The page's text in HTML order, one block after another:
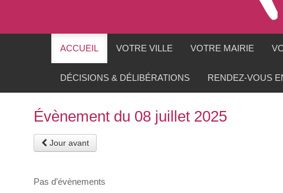
ACCUEIL VOTRE VILLE VOTRE MAIRIE
DÉCISIONS & DÉLIBÉRATIONS RENDEZ-VOUS
Évènement du 08 juillet 2025
Jour avant
Pas d’évènements